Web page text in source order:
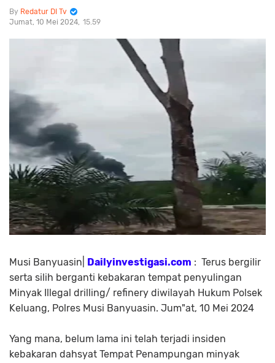
Redatur DI Tv
Jumat, 10 Mei 2024 15.59
Musi Banyuasin| Dailyinvestigasi.com : Terus bergilir
serta silih berganti kebakaran tempat penyulingan
Minyak Illegal drilling/ refinery diwilayah Hukum Polsek
Keluang, Polres Musi Banyuasin. Jum"at, 10 Mei 2024
Yang mana, belum lama ini telah terjadi insiden
kebakaran dahsyat Tempat Penampungan minyak